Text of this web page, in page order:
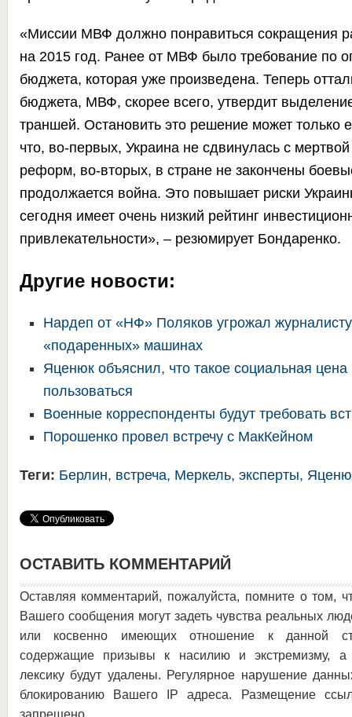
«Миссии МВФ должно понравиться сокращения
на 2015 год. Ранее от МВФ было требование по
бюджета, которая уже произведена. Теперь
бюджета, МВФ, скорее всего, утвердит
траншей. Остановить это решение может только
что, во-первых, Украина не сдвинулась с
реформ, во-вторых, в стране не закончены
продолжается война. Это повышает риски
сегодня имеет очень низкий рейтинг
привлекательности», – резюмирует Бондаренко.
Другие новости:
Нардеп от «НФ» Поляков угрожал журналисту
«подаренных» машинах
Яценюк объяснил, что такое социальная цена
пользоваться
Военные корреспонденты будут требовать
Порошенко провел встречу с МакКейном
Теги: Берлин, встреча, Меркель, эксперты,
ОСТАВИТЬ КОММЕНТАРИЙ
Оставляя комментарий, пожалуйста, помните о том,
Вашего сообщения могут задеть чувства реальных
или косвенно имеющих отношение к данной
содержащие призывы к насилию и экстремизму, а
лексику будут удалены. Регулярное нарушение
блокированию Вашего IP адреса. Размещение
запрещено.